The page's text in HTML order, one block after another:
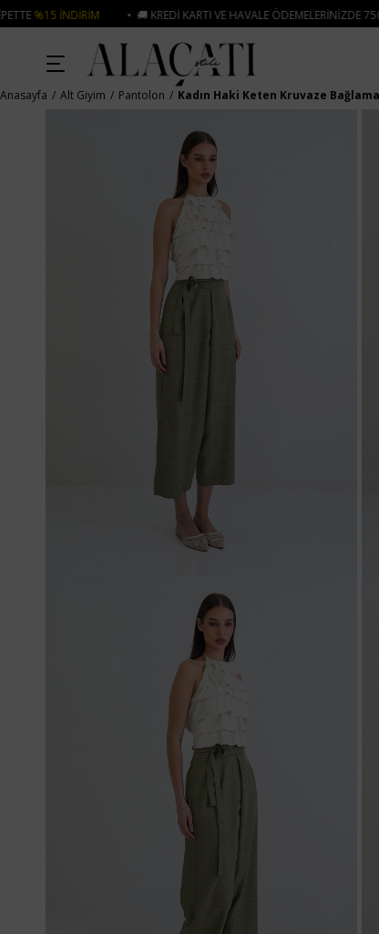
• 🚚 KREDI KARTI VE HAVALE ÖDEMELERINIZDE 750₺ ÜZERI KARGO
Anasayfa Alt Giyim Pantolon Kadın Haki Keten Kruvaze